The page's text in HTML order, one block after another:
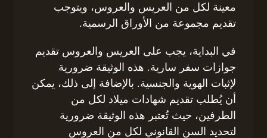
معينة لكل من العريس والعروس، ويتوجب
تقديم مجموعة من الأوراق الرسمية.
في البداية، يجب على العريس والعروس تقديم
جوازات سفر سارية. هذه الوثيقة ضرورية
لإثبات الهوية والجنسية. بالإضافة إلى ذلك، يمكن
أن يُطلب تقديم شهادات ميلاد لكل من
الطرفين، حيث تُعتبر هذه الوثيقة ضرورية
لتحديد السن القانوني لكل من العروس